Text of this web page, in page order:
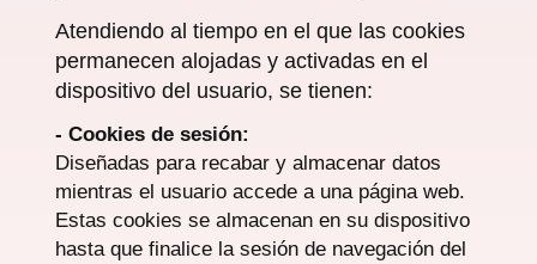
Atendiendo al tiempo en el que las cookies
permanecen alojadas y activadas en el
dispositivo del usuario, se tienen:
- Cookies de sesión:
Diseñadas para recabar y almacenar datos
mientras el usuario accede a una página web.
Estas cookies se almacenan en su dispositivo
hasta que finalice la sesión de navegación del